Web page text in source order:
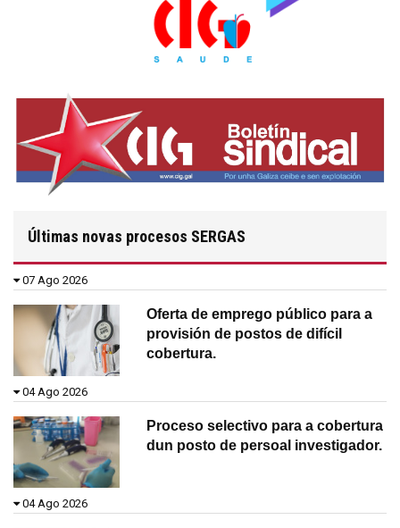
Últimas novas procesos SERGAS
07 Ago 2026
Oferta de emprego público para a
provisión de postos de difícil
cobertura.
04 Ago 2026
Proceso selectivo para a cobertura
dun posto de persoal investigador.
04 Ago 2026